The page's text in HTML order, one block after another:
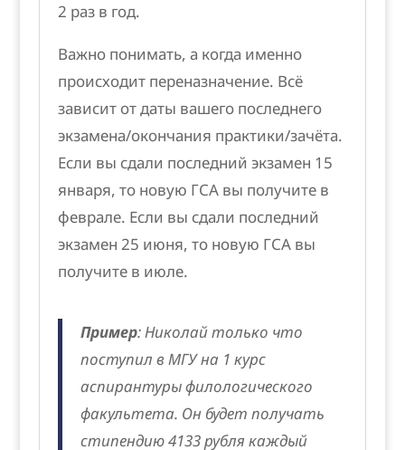
2 раз в год.
Важно понимать, а когда именно
происходит переназначение. Всё
зависит от даты вашего последнего
экзамена/окончания практики/зачёта.
Если вы сдали последний экзамен 15
января, то новую ГСА вы получите в
феврале. Если вы сдали последний
экзамен 25 июня, то новую ГСА вы
получите в июле.
Пример: Николай только что
поступил в МГУ на 1 курс
аспирантуры филологического
факультета. Он будет получать
стипендию 4133 рубля каждый